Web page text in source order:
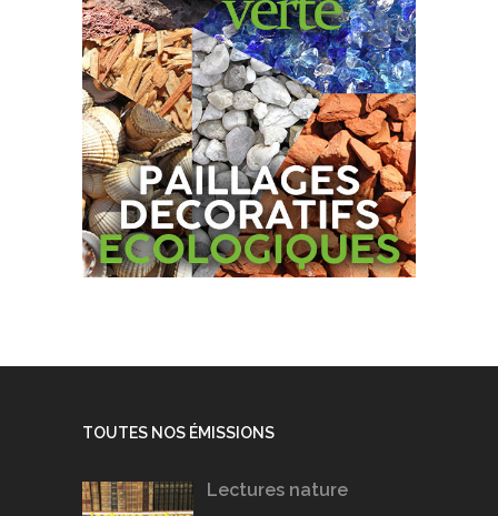
TOUTES NOS ÉMISSIONS
Lectures nature